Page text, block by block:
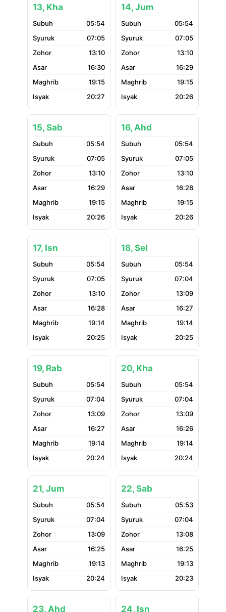
13, Kha
05:54
07:05
13:10
16:30
19:15
20:27
14, Jum
05:54
07:05
13:10
16:29
19:15
20:26
15, Sab
05:54
07:05
13:10
16:29
19:15
20:26
16, Ahd
05:54
07:05
13:10
16:28
19:15
20:26
17, Isn
05:54
07:05
13:10
16:28
19:14
20:25
18, Sel
05:54
07:04
13:09
16:27
19:14
20:25
19, Rab
05:54
07:04
13:09
16:27
19:14
20:24
20, Kha
05:54
07:04
13:09
16:26
19:14
20:24
21, Jum
05:54
07:04
13:09
16:25
19:13
20:24
22, Sab
05:53
07:04
13:08
16:25
19:13
20:23
23, Ahd 24, Isn